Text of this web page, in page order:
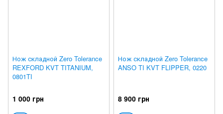
Нож складной Zero Tolerance
REXFORD KVT TITANIUM,
0801TI
1 000 грн
Нож складной Zero Tolerance
ANSO TI KVT FLIPPER, 0220
8 900 грн